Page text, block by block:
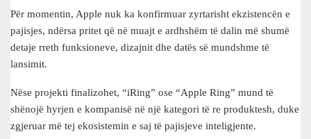
Për momentin, Apple nuk ka konfirmuar zyrtarisht ekzistencën e
pajisjes, ndërsa pritet që në muajt e ardhshëm të dalin më shumë
detaje rreth funksioneve, dizajnit dhe datës së mundshme të
lansimit.
Nëse projekti finalizohet, “iRing” ose “Apple Ring” mund të
shënojë hyrjen e kompanisë në një kategori të re produktesh, duke
zgjeruar më tej ekosistemin e saj të pajisjeve inteligjente.